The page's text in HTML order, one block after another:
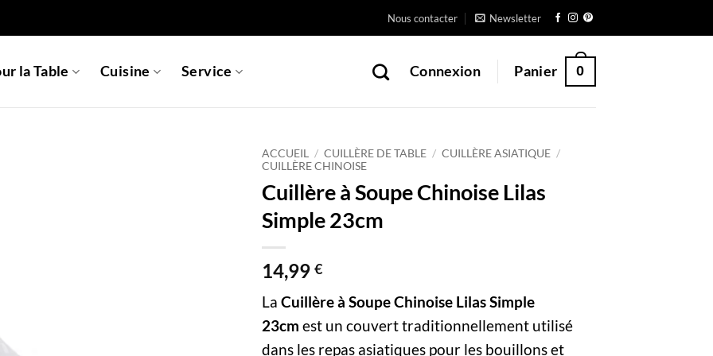
Nous contacter Newsletter
la Table Cuisine Service Connexion Panier 0
ACCUEIL / CUILLÈRE DE TABLE / CUILLÈRE ASIATIQUE /
CUILLÈRE CHINOISE
Cuillère à Soupe Chinoise Lilas
Simple 23cm
14,99 €
La Cuillère à Soupe Chinoise Lilas Simple
23cm est un couvert traditionnellement utilisé
dans les repas asiatiques pour les bouillons et